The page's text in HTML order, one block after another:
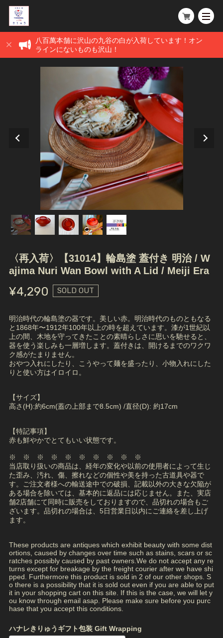
八百萬本舗に沢山の九谷の白が入荷しています！オン
ラインにないものも沢山！
〈再入荷〉【31014】輪島塗 蓋付き 明治 / W
ajima Nuri Wan Bowl with A Lid / Meiji Era
¥4,290 SOLD OUT
明治時代の輪島塗の器です。美しい赤。明治時代のものともなる
と1868年〜1912年100年以上の時を超えています。漆が1世紀以
上の間、木地を守ってきたことの素晴らしさに思いを馳せると、
器を使う楽しみも一層増します。蓋付きは、開けるまでのワクワ
ク感がたまりません。
おやつ入れにしたり、こうやって麺を盛ったり、小物入れにした
りと使い方はイロイロ。
【サイズ】
高さ(H):約6cm(蓋の上部まで8.5cm) /直径(D): 約17cm
【特記事項】
赤も鮮やかでとてもいい状態です。
※ ※ ※ ※ ※ ※ ※ ※ ※ ※
当店取り扱いの商品は、経年の変化や以前の使用者によって生じ
た歪み、汚れ、傷、擦れなどの個性や美を持った古道具や器で
す。ご注文者様への輸送途中での破損、記載以外の大きな欠陥が
ある場合を除いては、基本的に返品には応じません。また、実店
舗2店舗にて同時に販売をしておりますので、品切れの場合もご
ざいます。品切れの場合は、5日営業日以内にご連絡を差し上げ
ます。
These products are antiques which exhibit beauty with some dist
ortions, caused by changes over time such as stains, scars or sc
ratches possibly caused by past owners.We do not accept any re
turns except for breakage by the freight courier after we have shi
pped. Furthermore this product is sold in 2 of our other shops. S
o there is a possibility that it is sold out even if you are able to put
it in your shopping cart on this site. If this is the case, we will let y
ou know through email asap. Please make sure before you purc
hase that you accept this conditions.
ハナレきりゅうギフト包装 Gift Wrapping